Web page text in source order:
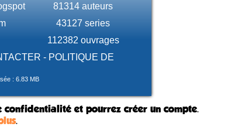
81314 auteurs
43127 series
112382 ouvrages
- POLITIQUE DE
: 6.83 MB
confidentialité et pourrez créer un compte.
.